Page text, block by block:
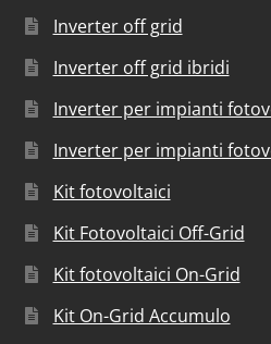
Inverter off grid
Inverter off grid ibridi
Inverter per impianti
Inverter per impianti
Kit fotovoltaici
Kit Fotovoltaici Off-Grid
Kit fotovoltaici On-Grid
Kit On-Grid Accumulo